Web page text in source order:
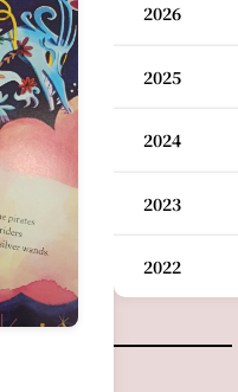
2026
2025
2024
2023
2022